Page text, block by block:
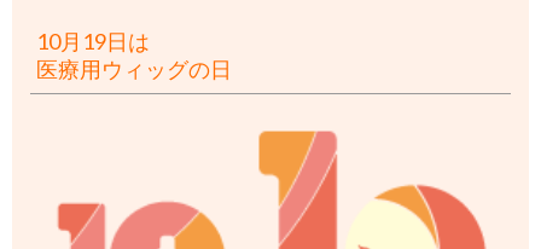
10月19日は
医療用ウィッグの日